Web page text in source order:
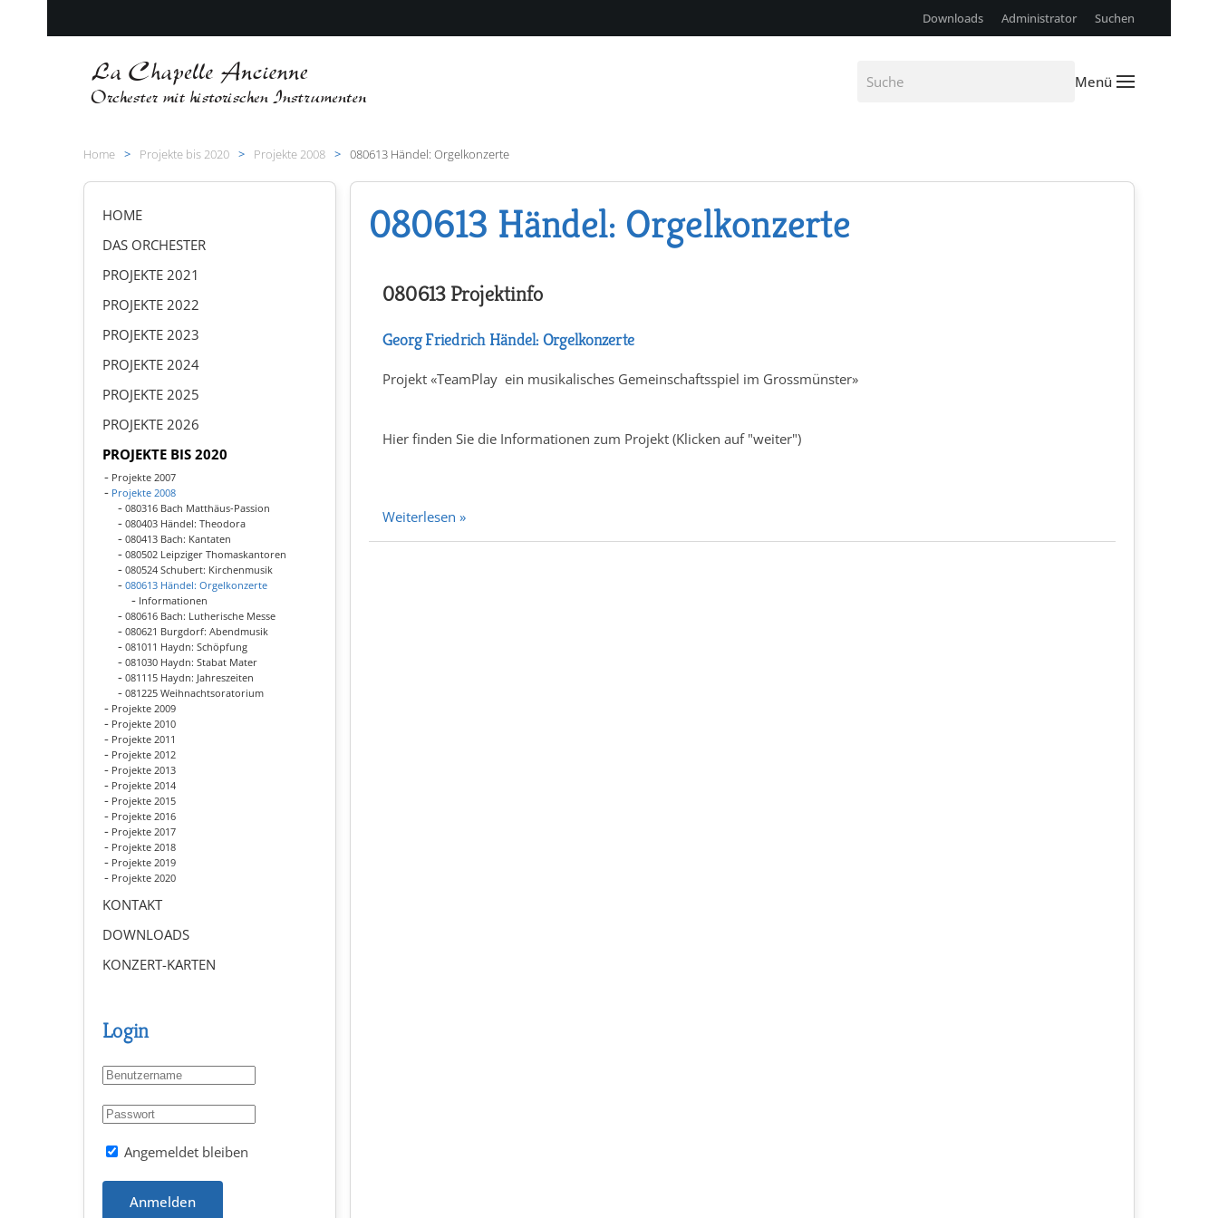
Downloads Administrator Suchen
Menü
Home Projekte bis 2020 Projekte 2008 080613 Händel: Orgelkonzerte
080613 Händel: Orgelkonzerte
080613 Projektinfo
Georg Friedrich Händel: Orgelkonzerte
Projekt «TeamPlay  ein musikalisches Gemeinschaftsspiel im Grossmünster»
Hier finden Sie die Informationen zum Projekt (Klicken auf "weiter")
Weiterlesen »
HOME
DAS ORCHESTER
PROJEKTE 2021
PROJEKTE 2022
PROJEKTE 2023
PROJEKTE 2024
PROJEKTE 2025
PROJEKTE 2026
PROJEKTE BIS 2020
Projekte 2007
Projekte 2008
080316 Bach Matthäus-Passion
080403 Händel: Theodora
080413 Bach: Kantaten
080502 Leipziger Thomaskantoren
080524 Schubert: Kirchenmusik
080613 Händel: Orgelkonzerte
Informationen
080616 Bach: Lutherische Messe
080621 Burgdorf: Abendmusik
081011 Haydn: Schöpfung
081030 Haydn: Stabat Mater
081115 Haydn: Jahreszeiten
081225 Weihnachtsoratorium
Projekte 2009
Projekte 2010
Projekte 2011
Projekte 2012
Projekte 2013
Projekte 2014
Projekte 2015
Projekte 2016
Projekte 2017
Projekte 2018
Projekte 2019
Projekte 2020
KONTAKT
DOWNLOADS
KONZERT-KARTEN
Login
Angemeldet bleiben
Anmelden